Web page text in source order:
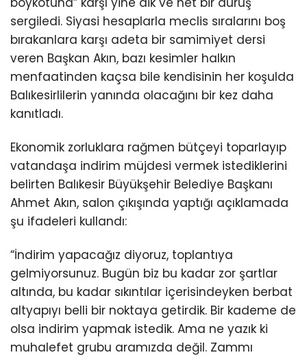
sergiledi. Siyasi hesaplarla meclis sıralarını boş
bırakanlara karşı adeta bir samimiyet dersi
veren Başkan Akın, bazı kesimler halkın
menfaatinden kaçsa bile kendisinin her koşulda
Balıkesirlilerin yanında olacağını bir kez daha
kanıtladı.
Ekonomik zorluklara rağmen bütçeyi toparlayıp
vatandaşa indirim müjdesi vermek istediklerini
belirten Balıkesir Büyükşehir Belediye Başkanı
Ahmet Akın, salon çıkışında yaptığı açıklamada
şu ifadeleri kullandı:
“İndirim yapacağız diyoruz, toplantıya
gelmiyorsunuz. Bugün biz bu kadar zor şartlar
altında, bu kadar sıkıntılar içerisindeyken berbat
altyapıyı belli bir noktaya getirdik. Bir kademe de
olsa indirim yapmak istedik. Ama ne yazık ki
muhalefet grubu aramızda değil. Zammı